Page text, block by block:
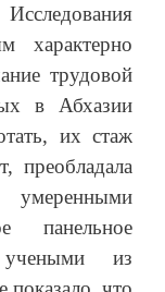
характерно
трудовой
в Абхазии
их стаж
преобладала
умеренными
панельное
учеными из